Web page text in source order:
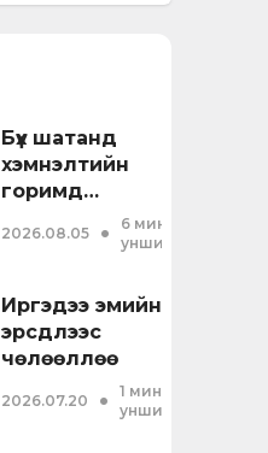
Бүх шатанд
хэмнэлтийн
горимд
шилжиж, найр
наадам,
гадаад
томилолтыг
хориглолоо
2026.08.05 •
6 мин
унших
Иргэдээ эмийн
эрсдлээс
чөлөөллөө
2026.07.20 •
1 мин
унших